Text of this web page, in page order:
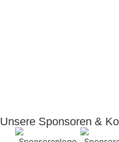
Unsere Sponsoren &